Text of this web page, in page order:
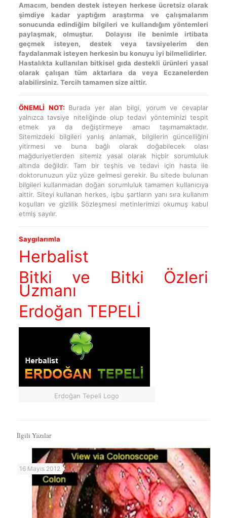
Amacım, benden destek isteyen herkese ücretsiz olarak
şimdiye kadar yaptığım araştırma ve çalışmalarım
sonucunda edindiğim bilgileri ve kullandığım yöntemleri
paylaşmak, olmuştur. Dolayısı ile benimle irtibata
geçmek isteyen, destek veya tavsiyelerim den
faydalanmak isteyen herkesin bu konuyu iyi bilmelidirler.
Hastalıkta kullanılan bitkisel gıda destekli ürünleri yasal
olarak çalışan tüm aktarlara da veya Eczanelerden
alabilirsiniz. Tercih tamamen size aittir.
ÖNEMLİ NOT: Burada yer alan bilgi, yorum ve cevaplar
yalnızca tavsiye niteliğinde olup tedavi yönteminizi tespit
etmek ya da değiştirmeye amacı taşımamaktadır.
Sitemizdeki bilgileri yanlış anlamak, bilgilerin güncelliğini
yitirmesi ve buna bağlı olarak doğabilecek olası
mağduriyetlerden sitemiz yasal olarak hiçbir sorumluluk
altında değildir. Tam bir teşhis ve tedavi için hasta ile
doktorunuzun yüz yüze gelmesi gerekir. Bu sitede bulunan
bilgileri kullanmadan doğan sorumluluk tamamen kullanıcıya
aittir. Siteyi kullanan herkes, işbu şartların yanı sıra kullanım
koşulları ve gizlilik Sözleşmesi metinlerimizi okumuş kabul
etmiş sayılır.
Saygılarımla
Herbalist
Bitki ve Bitki Özleri
Uzmanı
Erdoğan TEPELİ
Erdoğan Tepeli Logo
İlgili Yazılar
16 Mayıs 2012